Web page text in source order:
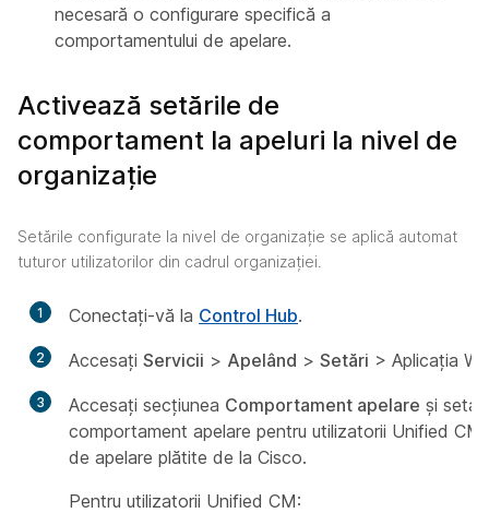
necesară o configurare specifică a
comportamentului de apelare.
Activează setările de
comportament la apeluri la nivel de
organizație
Setările configurate la nivel de organizație se aplică automat
tuturor utilizatorilor din cadrul organizației.
1 Conectați-vă la Control Hub.
2 Accesați Servicii > Apelând > Setări > Aplicația
3 Accesați secțiunea Comportament apelare și
comportament apelare pentru utilizatorii Unified CM
de apelare plătite de la Cisco.
Pentru utilizatorii Unified CM: